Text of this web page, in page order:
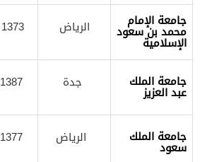
جامعة الإمام
محمد بن سعود
الإسلامية
الرياض 1373 هـ
جامعة الملك
عبد العزيز
جدة 1387هـ
جامعة الملك
سعود
الرياض 1377هـ